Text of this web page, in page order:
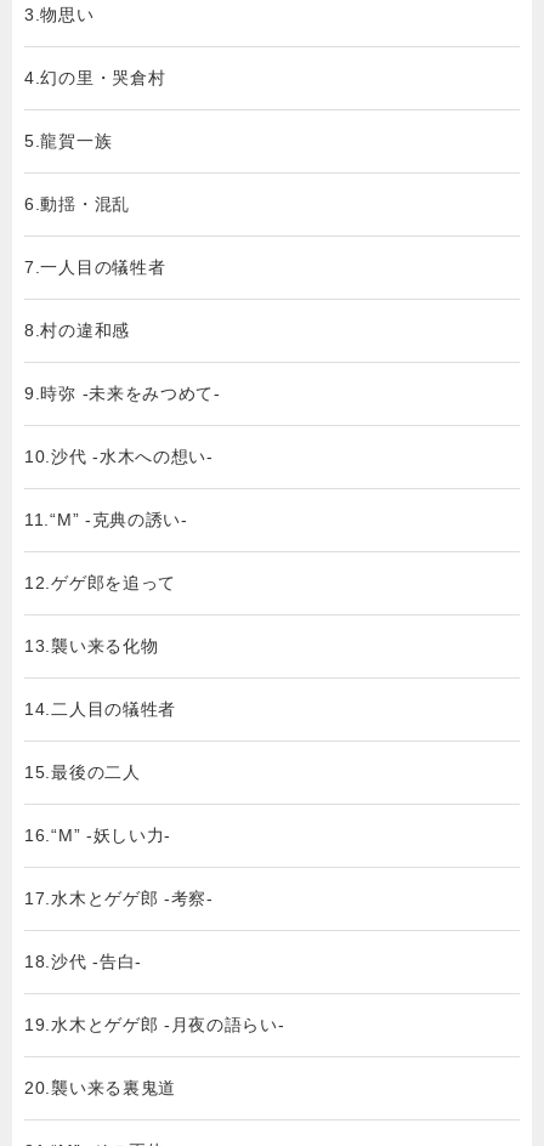
3.物思い
4.幻の里・哭倉村
5.龍賀一族
6.動揺・混乱
7.一人目の犠牲者
8.村の違和感
9.時弥 -未来をみつめて-
10.沙代 -水木への想い-
11.“M” -克典の誘い-
12.ゲゲ郎を追って
13.襲い来る化物
14.二人目の犠牲者
15.最後の二人
16.“M” -妖しい力-
17.水木とゲゲ郎 -考察-
18.沙代 -告白-
19.水木とゲゲ郎 -月夜の語らい-
20.襲い来る裏鬼道